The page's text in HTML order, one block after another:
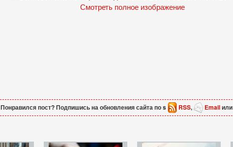
Смотреть полное изображение
Понравился пост? Подпишись на обновления сайта по s RSS, Emailили